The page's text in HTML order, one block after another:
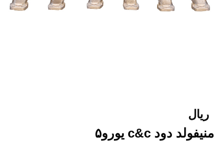
ریال
منیفولد دود c&c یورو۵